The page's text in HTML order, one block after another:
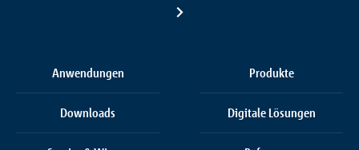
Anwendungen Produkte
Downloads Digitale Lösungen